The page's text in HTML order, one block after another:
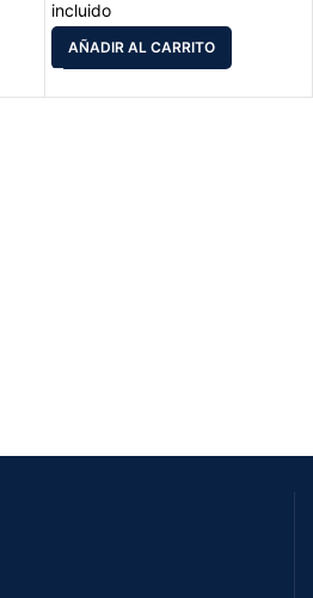
incluido
AÑADIR AL CARRITO